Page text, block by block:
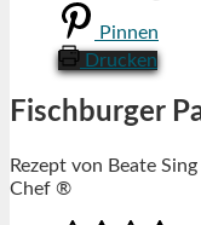
Pinnen
Drucken
Fischburger
Rezept von Beate
Chef ®